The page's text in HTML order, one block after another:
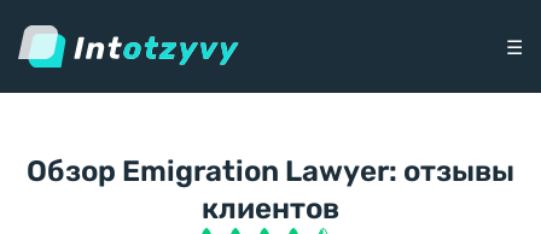
☰
Обзор Emigration Lawyer: отзывы
клиентов